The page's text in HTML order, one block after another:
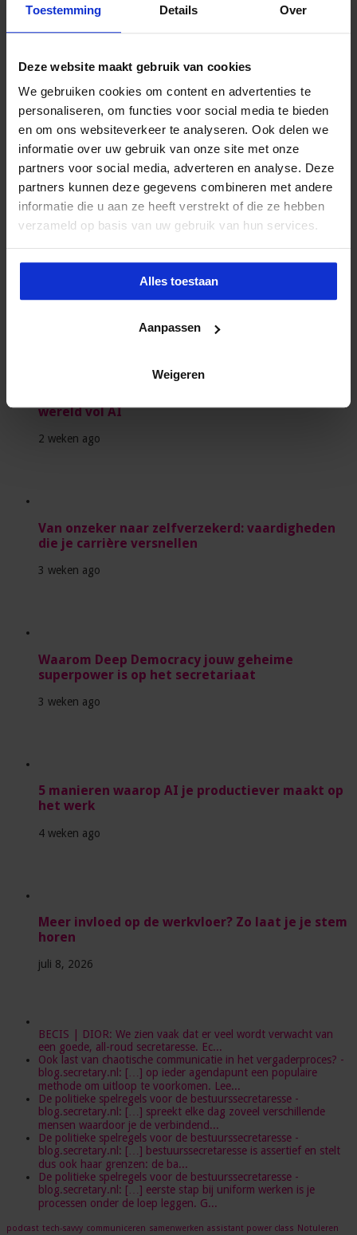
Toestemming Details Over
Deze website maakt gebruik van cookies
We gebruiken cookies om content en advertenties te
personaliseren, om functies voor social media te bieden
en om ons websiteverkeer te analyseren. Ook delen we
informatie over uw gebruik van onze site met onze
partners voor social media, adverteren en analyse. Deze
partners kunnen deze gegevens combineren met andere
informatie die u aan ze heeft verstrekt of die ze hebben
verzameld op basis van uw gebruik van hun services.
Alles toestaan
Aanpassen
Weigeren
Een functioneringsgesprek goed voorbereiden
doe je zo!
Het kloppend hart in de moderne organisatie?
Dat ben jij…
mei 8, 2018 48,353
wereld vol AI
2 weken ago
Van onzeker naar zelfverzekerd: vaardigheden
die je carrière versnellen
3 weken ago
Waarom Deep Democracy jouw geheime
superpower is op het secretariaat
3 weken ago
5 manieren waarop AI je productiever maakt op
het werk
4 weken ago
Meer invloed op de werkvloer? Zo laat je je stem
horen
juli 8, 2026
BECIS | DIOR: We zien vaak dat er veel wordt verwacht van
een goede, all-roud secretaresse. Ec...
Ook last van chaotische communicatie in het vergaderproces? -
blog.secretary.nl: […] op ieder agendapunt een populaire
methode om uitloop te voorkomen. Lee...
De politieke spelregels voor de bestuurssecretaresse -
blog.secretary.nl: […] spreekt elke dag zoveel verschillende
mensen waardoor je de verbindend...
De politieke spelregels voor de bestuurssecretaresse -
blog.secretary.nl: […] bestuurssecretaresse is assertief en stelt
dus ook haar grenzen: de ba...
De politieke spelregels voor de bestuurssecretaresse -
blog.secretary.nl: […] eerste stap bij uniform werken is je
processen onder de loep leggen. G...
podcast tech-savvy communiceren samenwerken assistant power class Notuleren